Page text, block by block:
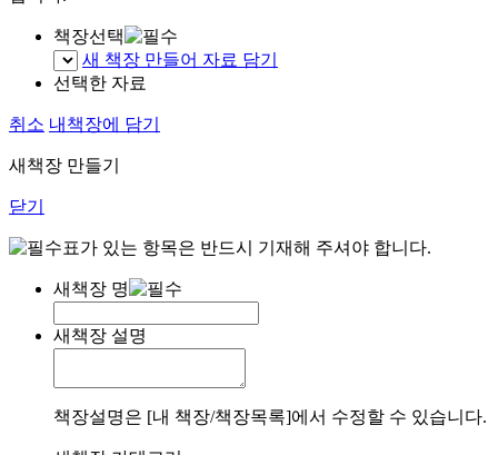
책장선택
새 책장 만들어 자료 담기
선택한 자료
취소 내책장에 담기
새책장 만들기
닫기
표가 있는 항목은 반드시 기재해 주셔야 합니다.
새책장 명
새책장 설명
책장설명은 [내 책장/책장목록]에서 수정할 수 있습니다.